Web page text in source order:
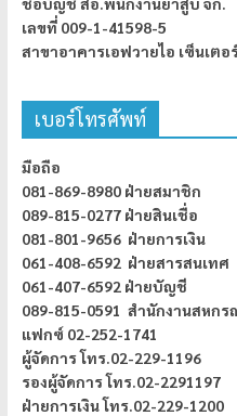
เลขที่ 009-1-41598-5
สาขาอาคารเอฟวายไอ เซ็นเตอ
เบอร์โทรศัพท์
มือถือ
081-869-8980 ฝ่ายสมาชิก
089-815-0277 ฝ่ายสินเชื่อ
081-801-9656 ฝ่ายการเงิน
061-408-6592 ฝ่ายสารสนเทศ
061-407-6592 ฝ่ายบัญชี
089-815-0591 สำนักงานสหกร
แฟกซ์ 02-252-1741
ผู้จัดการโทร.02-229-1196
รองผู้จัดการ โทร.02-2291197
ฝ่ายการเงิน โทร.02-229-1200